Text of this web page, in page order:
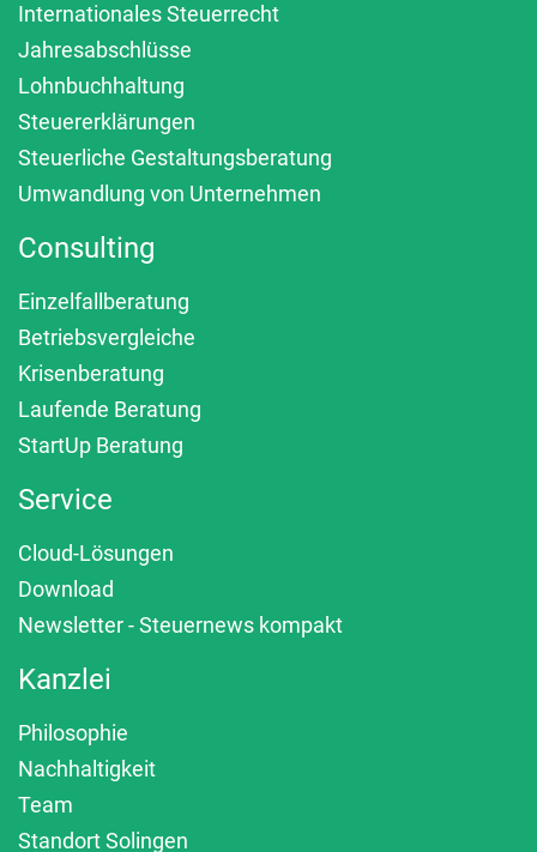
Internationales Steuerrecht
Jahresabschlüsse
Lohnbuchhaltung
Steuererklärungen
Steuerliche Gestaltungsberatung
Umwandlung von Unternehmen
Consulting
Einzelfallberatung
Betriebsvergleiche
Krisenberatung
Laufende Beratung
StartUp Beratung
Service
Cloud-Lösungen
Download
Newsletter - Steuernews kompakt
Kanzlei
Philosophie
Nachhaltigkeit
Team
Standort Solingen